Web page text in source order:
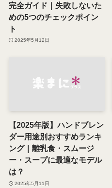
完全ガイド｜失敗しないた
めの5つのチェックポイン
ト
2025年5月12日
【2025年版】ハンドブレン
ダー用途別おすすめランキ
ング｜離乳食・スムージ
ー・スープに最適なモデル
は？
2025年5月11日